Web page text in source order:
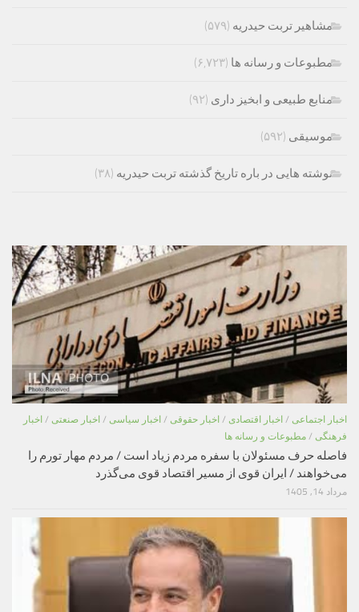
مشاهیر تربت حیدریه (۵۷۹)
مطبوعات و رسانه ها (۶,۷۲۳)
منابع طبیعی و ابخیز داری (۹۲)
موسیقی (۵۹۲)
نوشته هایی در باره تاریخ گذشته تربت حیدریه (۳۸)
اخبار اجتماعی / اخبار اقتصادی / اخبار حقوقی / اخبار سیاسی / اخبار صنعتی / اخبار
فرهنگی / مطبوعات و رسانه ها
فاصله حرف مسئولان با سفره مردم زیاد است / مردم مهار تورم را
می‌خواهند / ایران قوی از مسیر اقتصاد قوی می‌گذرد
مرداد 14, 1405